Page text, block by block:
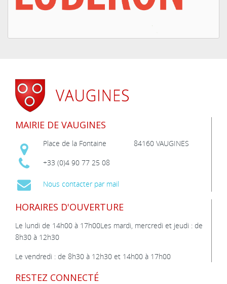
MAIRIE DE VAUGINES
Place de la Fontaine
84160 VAUGINES
+33 (0)4 90 77 25 08
Nous contacter par mail
HORAIRES D'OUVERTURE
Le lundi de 14h00 à 17h00Les mardi, mercredi et jeudi : de
8h30 à 12h30
Le vendredi : de 8h30 à 12h30 et 14h00 à 17h00
RESTEZ CONNECTÉ